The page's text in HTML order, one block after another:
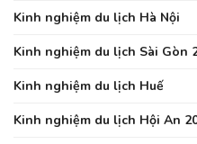
Kinh nghiệm du lịch Hà Nội
Kinh nghiệm du lịch Sài Gòn
Kinh nghiệm du lịch Huế
Kinh nghiệm du lịch Hội An